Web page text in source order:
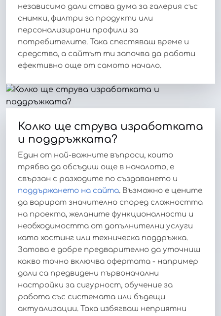
независимо дали става дума за галерия със
снимки, филтри за продукти или
персонализирани профили за
потребителите. Така спестяваш време и
средства, а сайтът ти започва да работи
ефективно още от самото начало.
Колко ще струва изработката
и поддръжката?
Един от най-важните въпроси, които
трябва да обсъдиш още в началото, е
свързан с разходите по създаването и
поддържането на сайта. Възможно е цените
да варират значително според сложността
на проекта, желаните функционалности и
необходимостта от допълнителни услуги
като хостинг или техническа поддръжка.
Затова е добре предварително да уточниш
какво точно включва офертата - например
дали са предвидени първоначални
настройки за сигурност, обучение за
работа със системата или бъдещи
актуализации. Така избягваш неприятни